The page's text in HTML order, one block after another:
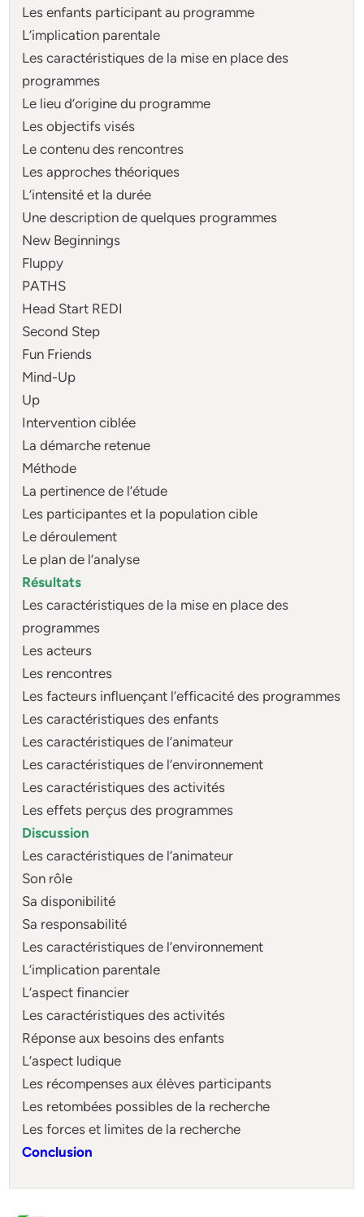
Les enfants participant au programme
L’implication parentale
Les caractéristiques de la mise en place des
programmes
Le lieu d’origine du programme
Les objectifs visés
Le contenu des rencontres
Les approches théoriques
L’intensité et la durée
Une description de quelques programmes
New Beginnings
Fluppy
PATHS
Head Start REDI
Second Step
Fun Friends
Mind-Up
Up
Intervention ciblée
La démarche retenue
Méthode
La pertinence de l’étude
Les participantes et la population cible
Le déroulement
Le plan de l’analyse
Résultats
Les caractéristiques de la mise en place des
programmes
Les acteurs
Les rencontres
Les facteurs influençant l’efficacité des programmes
Les caractéristiques des enfants
Les caractéristiques de l’animateur
Les caractéristiques de l’environnement
Les caractéristiques des activités
Les effets perçus des programmes
Discussion
Les caractéristiques de l’animateur
Son rôle
Sa disponibilité
Sa responsabilité
Les caractéristiques de l’environnement
L’implication parentale
L’aspect financier
Les caractéristiques des activités
Réponse aux besoins des enfants
L’aspect ludique
Les récompenses aux élèves participants
Les retombées possibles de la recherche
Les forces et limites de la recherche
Conclusion